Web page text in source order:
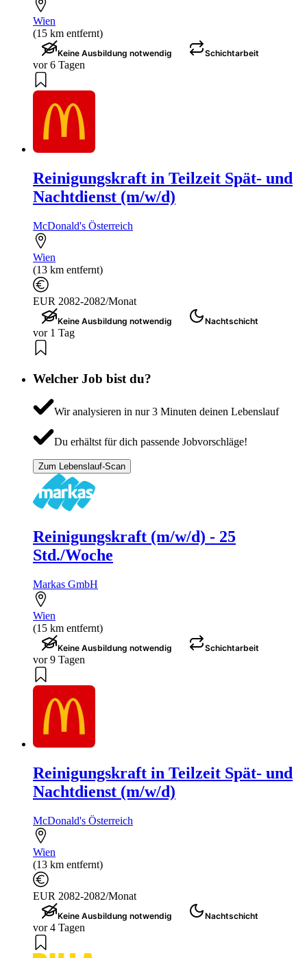
Wien
(15 km entfernt)
Keine Ausbildung notwendig Schichtarbeit
vor 6 Tagen
Reinigungskraft in Teilzeit Spät- und
Nachtdienst (m/w/d)
McDonald's Österreich
Wien
(13 km entfernt)
EUR 2082-2082/Monat
Keine Ausbildung notwendig Nachtschicht
vor 1 Tag
Welcher Job bist du?
Wir analysieren in nur 3 Minuten deinen Lebenslauf
Du erhältst für dich passende Jobvorschläge!
Zum Lebenslauf-Scan
Reinigungskraft (m/w/d) - 25
Std./Woche
Markas GmbH
Wien
(15 km entfernt)
Keine Ausbildung notwendig Schichtarbeit
vor 9 Tagen
Reinigungskraft in Teilzeit Spät- und
Nachtdienst (m/w/d)
McDonald's Österreich
Wien
(13 km entfernt)
EUR 2082-2082/Monat
Keine Ausbildung notwendig Nachtschicht
vor 4 Tagen